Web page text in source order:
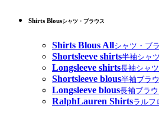
Shirts Blousシャツ・ブラウス
Shirts Blous Allシャツ・ブ
Shortsleeve shirts半袖シャツ
Longsleeve shirts長袖シャツ
Shortsleeve blous半袖ブラ
Longsleeve blous長袖ブラ
RalphLauren Shirtsラルフ